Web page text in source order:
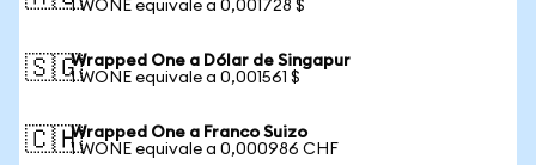
1 WONE equivale a 0,001728 $
🇸🇬Wrapped One a Dólar de Singapur
1 WONE equivale a 0,001561 $
🇨🇭Wrapped One a Franco Suizo
1 WONE equivale a 0,000986 CHF